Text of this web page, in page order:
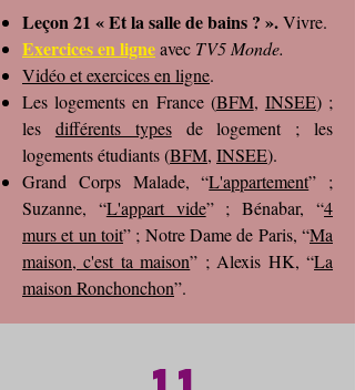
Leçon 21 « Et la salle de bains ? ».Vivre.
Exercices en ligneavec TV5 Monde.
Vidéo et exercices en ligne.
Les logements en France (BFM, INSEE) ;
les différents typesde logement ; les
logements étudiants (BFM, INSEE).
Grand Corps Malade, “L'appartement” ;
Suzanne, “L'appart vide” ; Bénabar, “4
murs et un toit” ; Notre Dame de Paris, “Ma
maison, c'est ta maison” ; Alexis HK, “La
maison Ronchonchon”.